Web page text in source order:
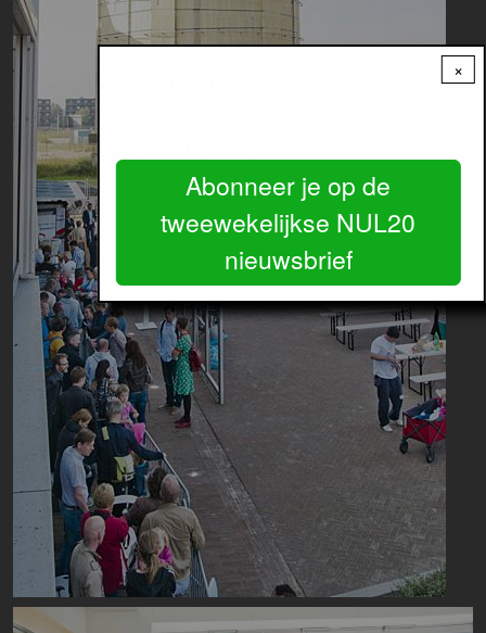
Image
×
Abonneer je op de
tweewekelijkse NUL20
nieuwsbrief